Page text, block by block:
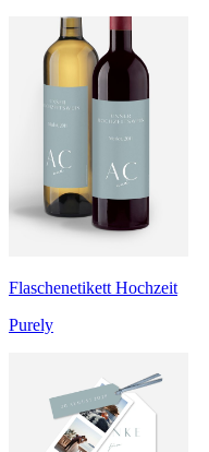
Flaschenetikett Hochzeit
Purely